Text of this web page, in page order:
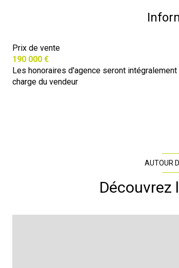
bureau
salle d\'eau
wc
Prix de vente
190 000 €
Les honoraires d'agence seront intégralement
charge du vendeur
AUTOUR
Découvrez